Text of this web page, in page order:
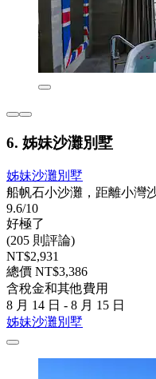
6. 姊妹沙灘別墅
姊妹沙灘別墅
船帆石小沙灘，距離小灣
9.6/10
好極了
(205 則評論)
NT$2,931
總價 NT$3,386
含稅金和其他費用
8 月 14 日 - 8 月 15 日
姊妹沙灘別墅